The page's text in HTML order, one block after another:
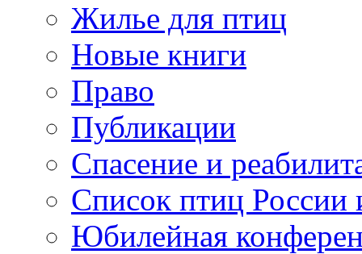
Жилье для птиц
Новые книги
Право
Публикации
Спасение и
Список птиц России
Юбилейная